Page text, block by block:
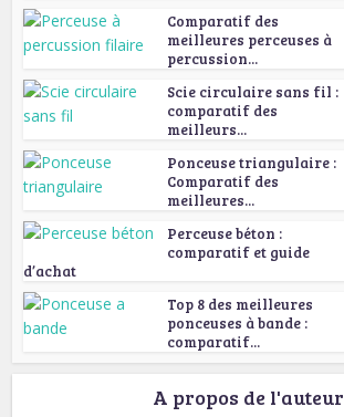
Comparatif des
meilleures perceuses à
percussion...
Scie circulaire sans fil :
comparatif des
meilleurs...
Ponceuse triangulaire :
Comparatif des
meilleures...
Perceuse béton :
comparatif et guide
d’achat
Top 8 des meilleures
ponceuses à bande :
comparatif...
A propos de l'auteur